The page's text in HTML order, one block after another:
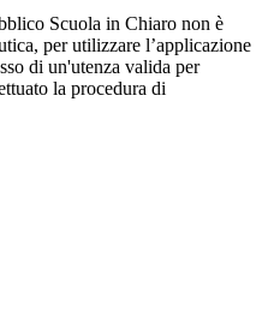
Scuola in Chiaro non è
per utilizzare l’applicazione
di un'utenza valida per
la procedura di